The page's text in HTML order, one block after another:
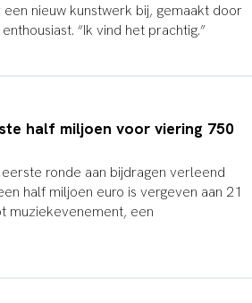
nieuw kunstwerk bij, gemaakt door
“Ik vind het prachtig.”
half miljoen voor viering 750
ronde aan bijdragen verleend
half miljoen euro is vergeven aan 21
muziekevenement, een